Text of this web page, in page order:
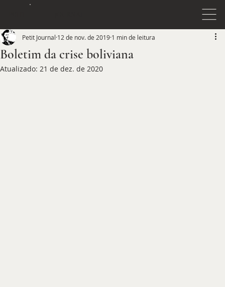
Boletim da crise boliviana
Petit Journal 12 de nov. de 2019 1 min de leitura
Atualizado: 21 de dez. de 2020